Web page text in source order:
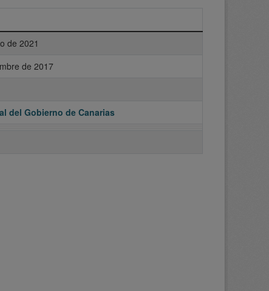
de 2021
de 2017
del Gobierno de Canarias